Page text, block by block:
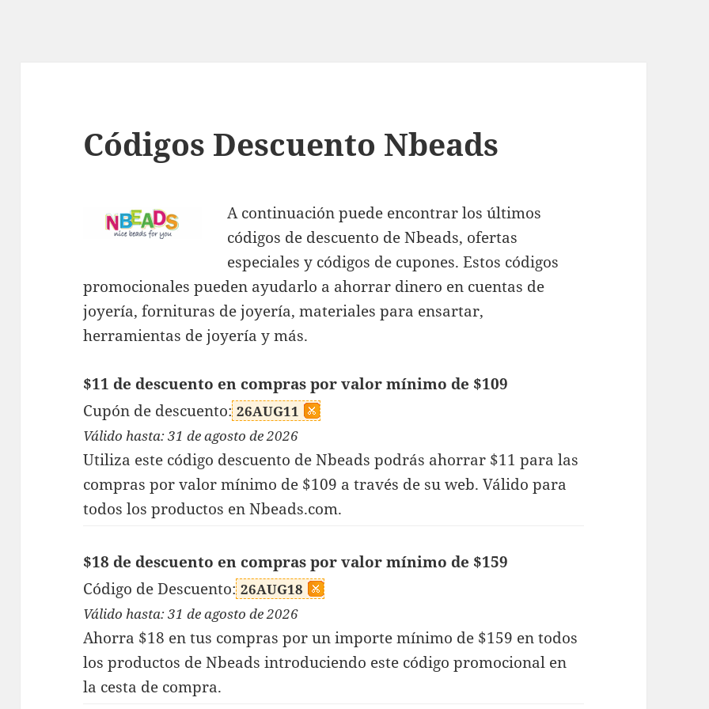
Códigos Descuento Nbeads
A continuación puede encontrar los últimos
códigos de descuento de Nbeads, ofertas
especiales y códigos de cupones. Estos códigos
promocionales pueden ayudarlo a ahorrar dinero en cuentas de
joyería, fornituras de joyería, materiales para ensartar,
herramientas de joyería y más.
$11 de descuento en compras por valor mínimo de $109
Cupón de descuento: 26AUG11
Válido hasta: 31 de agosto de 2026
Utiliza este código descuento de Nbeads podrás ahorrar $11 para las
compras por valor mínimo de $109 a través de su web. Válido para
todos los productos en Nbeads.com.
$18 de descuento en compras por valor mínimo de $159
Código de Descuento: 26AUG18
Válido hasta: 31 de agosto de 2026
Ahorra $18 en tus compras por un importe mínimo de $159 en todos
los productos de Nbeads introduciendo este código promocional en
la cesta de compra.